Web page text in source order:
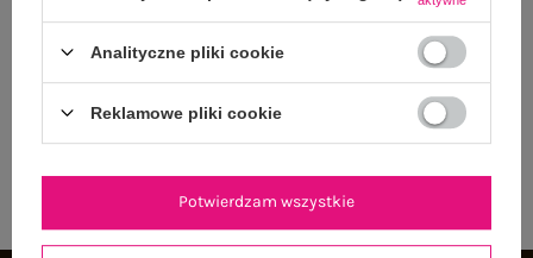
NEWSLETTER
Analityczne pliki cookie
Reklamowe pliki cookie
Potwierdzam wszystkie